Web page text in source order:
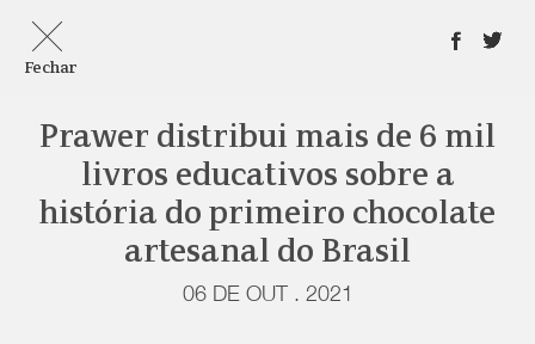
Fechar
Prawer distribui mais de 6 mil
livros educativos sobre a
história do primeiro chocolate
artesanal do Brasil
06 DE OUT . 2021